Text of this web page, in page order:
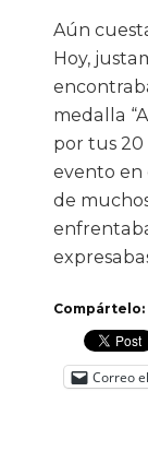
Aún
Hoy,
medalla
por tus 20
evento en
de
Compártelo:
Correo